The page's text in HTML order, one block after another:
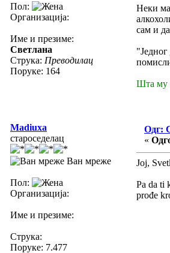
Пол:
Организација:
Име и презиме:
Светлана
Струка: Преводилац
Поруке: 164
Неки
сам и
"Једног
Шта му
Madiuxa
староседелац
Ван мреже
Пол:
Организација:
Име и презиме:
Струка:
Поруке: 7.477
Одг:
«
Joj,
Pa da ti
prođe